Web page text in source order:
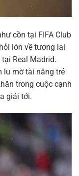
cồn tại FIFA Club
lớn về tương lai
Real Madrid.
lu mờ tài năng trẻ
trong cuộc cạnh
giải tới.